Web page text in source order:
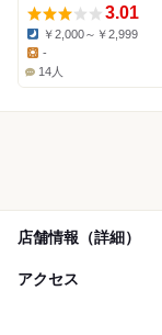
3.01
Dinner:
￥2,000～￥2,999
Lunch:
-
14人
店舗情報（詳細）
アクセス